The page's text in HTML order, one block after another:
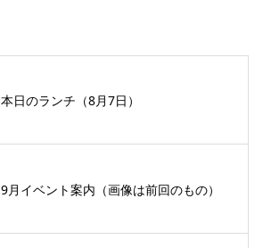
本日のランチ（8月7日）
9月イベント案内（画像は前回のもの）